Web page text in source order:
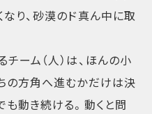
なり、砂漠のド真ん中に取
ーム（人）は、ほんの小
の方角へ進むかだけは決
も動き続ける。動くと問